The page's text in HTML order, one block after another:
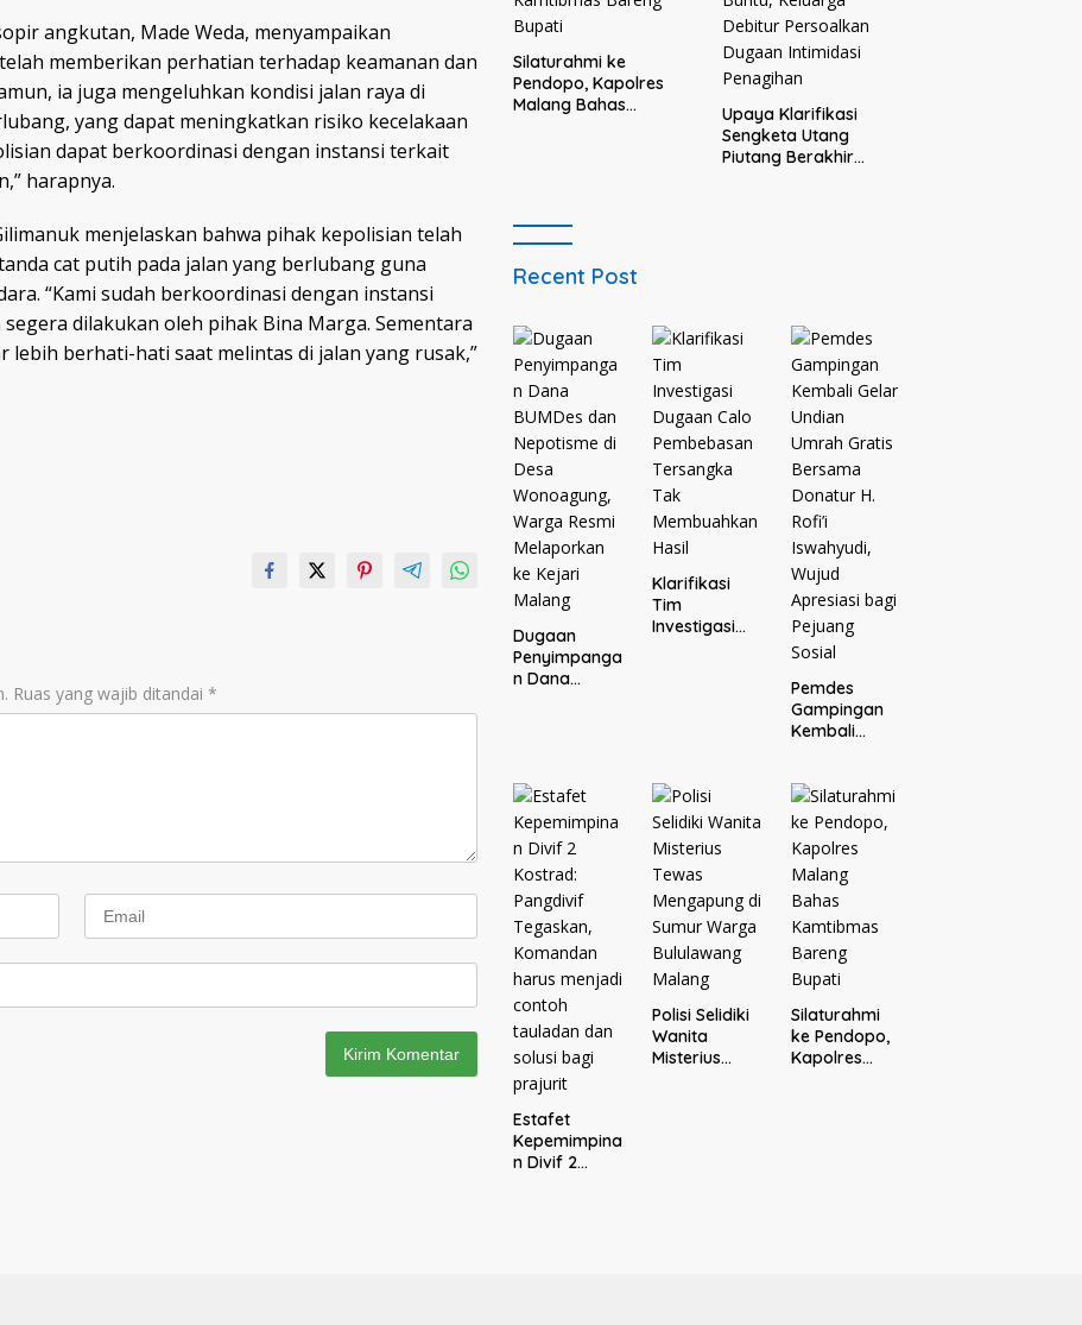
angkutan, Made Weda, menyampaikan
memberikan perhatian terhadap keamanan dan
ia juga mengeluhkan kondisi jalan raya di
yang dapat meningkatkan risiko kecelakaan
dapat berkoordinasi dengan instansi terkait
harapnya.
menjelaskan bahwa pihak kepolisian telah
cat putih pada jalan yang berlubang guna
“Kami sudah berkoordinasi dengan instansi
dilakukan oleh pihak Bina Marga. Sementara
lebih berhati-hati saat melintas di jalan yang rusak,”
Ruas yang wajib ditandai *
Silaturahmi ke
Pendopo, Kapolres
Malang Bahas
Upaya Klarifikasi
Sengketa Utang
Piutang Berakhir
Recent Post
Dugaan
Penyimpanga
n Dana
Warga Resmi
Melaporkan
ke Kejari
Malang
Klarifikasi
Tim
Investigasi
Pemdes
Gampingan
Kembali
Bersama
Donatur H.
Rofi’i
Iswahyudi,
Wujud
Apresiasi
bagi Pejuang
Sosial
Estafet
Kepemimpina
n Divif 2
Polisi Selidiki
Wanita
Misterius
Silaturahmi
ke Pendopo,
Kapolres